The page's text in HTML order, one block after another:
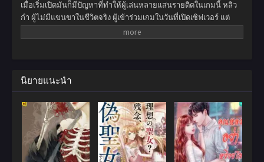
เมื่อเริ่มเปิดมันก็มีปัญหาที่ทำให้ผู้เล่นหลายแสนรายติดในเกมนี้ หลิว
กำ ผู้ไม่มีแขนขาในชีวิตจริง ผู้เข้าร่วมเกมในวันที่เปิดเซิฟเวอร์ แต่
ระบบเกิดข้อผิดพลาดมันได้ยอมรับแขนขาเทียมของเขา ทำให้พวก
สามารถทำลายกำแพงลงได้ ด้วยการโกงเช่นนี้ หลิวกำตัดสินใจที่จะ
เล่นต่อแทนที่จะอธิษฐานขอความช่วยเหลือเช่นเดียวกับคนอื่นๆ เพื่อ
ดำเนินการต่อในโลกเสมือนนี้ เขาต้องกลายเป็นผู้เล่นที่แข็งแกร่งที่สุด
อย่างไรก็ตามหลังจากนั้นในไม่ช้าเขาก็ค้นพบว่าเกมนี้ไม่เป็นเพียงแค่
นิยายแนะนำ